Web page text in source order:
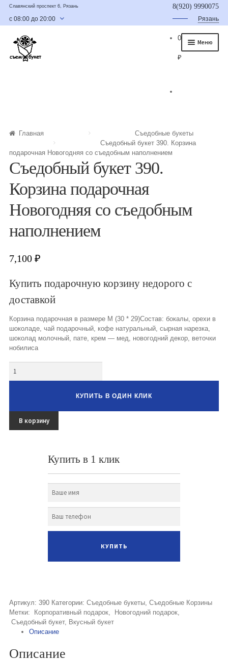
Славянский проспект 6, Рязань
с 08:00 до 20:00
8(920) 9990075
Рязань
Меню
Главная
Букет для мужчины
Букет из фруктов и овощей
Сладкие букеты из конфет
Букеты из сухофруктов и орехов
Букеты из клубники и ягод
Овощные букеты
Букет учителю
Съедобные Корзины
Съедобные Боксы Ящики
Букеты из раков и рыбы
Контакты
0
₽
Главная
Съедобные букеты
Съедобный букет 390. Корзина
подарочная Новогодняя со съедобным наполнением
Съедобный букет 390.
Корзина подарочная
Новогодняя со съедобным
наполнением
7,100₽
Купить подарочную корзину недорого с
доставкой
Корзина подарочная в размере М (30 * 29)Состав: бокалы, орехи в
шоколаде, чай подарочный, кофе натуральный, сырная нарезка,
шоколад молочный, пате, крем — мед, новогодний декор, веточки
нобилиса
КУПИТЬ В ОДИН КЛИК
В корзину
Купить в 1 клик
Артикул:390 Категории:Съедобные букеты,Съедобные Корзины
Метки:
Корпоративный подарок, Новогодний подарок,
Съедобный букет, Вкусный букет
Описание
Описание